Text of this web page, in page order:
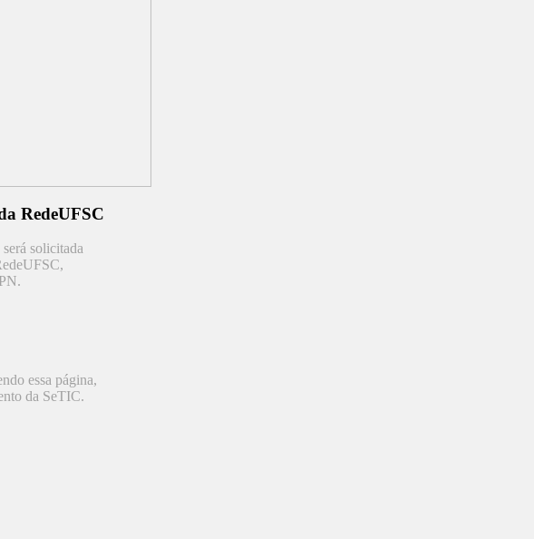
RedeUFSC
solicitada
essa página,
da SeTIC.